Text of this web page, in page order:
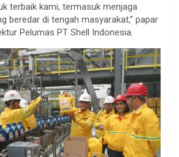
terbaik kami, termasuk menjaga
beredar di tengah masyarakat,” papar
Pelumas PT Shell Indonesia.